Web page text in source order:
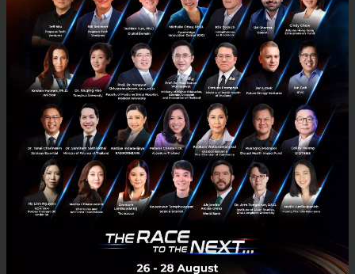
E-mail :contact@techsauce.co
Tel : 02-001-5375
Mobile : 06-4658-9500
Techsauce Media
About Techsauce